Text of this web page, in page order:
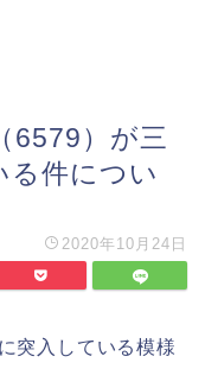
6579）が三
る件につい
2020年10月24日
突入している模様